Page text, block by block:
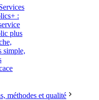
:
plus
simple,
méthodes et qualité